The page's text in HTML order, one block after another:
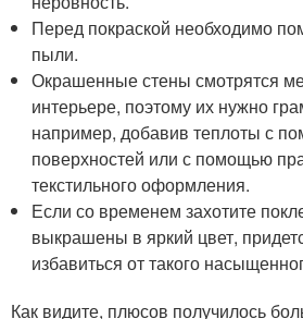
Перед покраской необходимо
пыли.
Окрашенные стены смотрятся
интерьере, поэтому их нужно
например, добавив теплоты с
поверхностей или с помощью
текстильного оформления.
Если со временем захотите
выкрашены в яркий цвет,
избавиться от такого
Как видите, плюсов получилось